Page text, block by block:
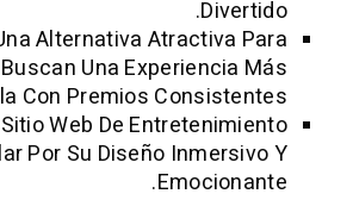
: Una Alternativa
Que Buscan Una
Tranquila Con Premios
: Un Sitio Web De
Popular Por Su Diseño